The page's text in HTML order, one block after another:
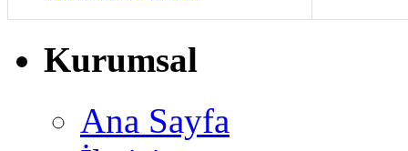
Kurumsal
Ana Sayfa